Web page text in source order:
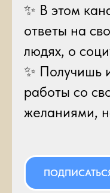
✨ В этом
ответы на
людях, о
✨ Получишь
работы со
желаниями,